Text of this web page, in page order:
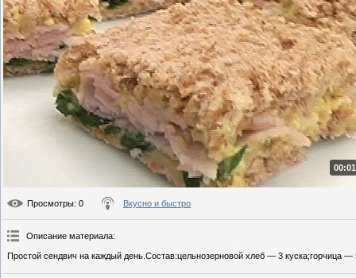
Просмотры: 0 Вкусно и быстро
Описание материала:
Простой сендвич на каждый день.Состав:цельнозерновой хлеб — 3 куска;горчица